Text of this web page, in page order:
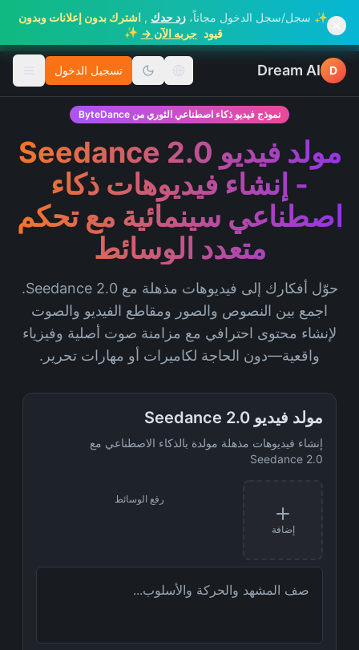
✨ سجل/سجل الدخول مجاناً، زد حدك , اشترك بدون إعلانات وبدون
قيود جربه الآن → ✨
D
Dream AI تغيير اللغة تسجيل الدخول
نموذج فيديو ذكاء اصطناعي الثوري من ByteDance
مولد فيديو Seedance 2.0
- إنشاء فيديوهات ذكاء
اصطناعي سينمائية مع تحكم
متعدد الوسائط
حوّل أفكارك إلى فيديوهات مذهلة مع Seedance 2.0.
اجمع بين النصوص والصور ومقاطع الفيديو والصوت
لإنشاء محتوى احترافي مع مزامنة صوت أصلية وفيزياء
واقعية—دون الحاجة لكاميرات أو مهارات تحرير.
مولد فيديو Seedance 2.0
إنشاء فيديوهات مذهلة مولدة بالذكاء الاصطناعي مع
Seedance 2.0
إضافة
رفع الوسائط